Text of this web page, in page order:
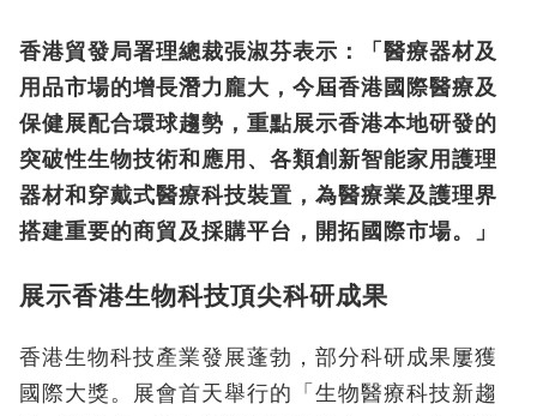
香港貿發局署理總裁張淑芬表示：「醫療器材及
用品市場的增長潛力龐大，今屆香港國際醫療及
保健展配合環球趨勢，重點展示香港本地研發的
突破性生物技術和應用、各類創新智能家用護理
器材和穿戴式醫療科技裝置，為醫療業及護理界
搭建重要的商貿及採購平台，開拓國際市場。」
展示香港生物科技頂尖科研成果
香港生物科技產業發展蓬勃，部分科研成果屢獲
國際大獎。展會首天舉行的「生物醫療科技新趨